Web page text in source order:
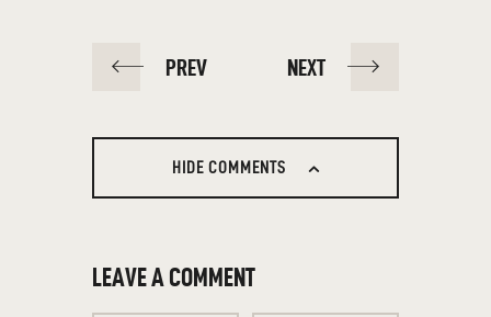
PREV NEXT
HIDE COMMENTS
LEAVE A COMMENT